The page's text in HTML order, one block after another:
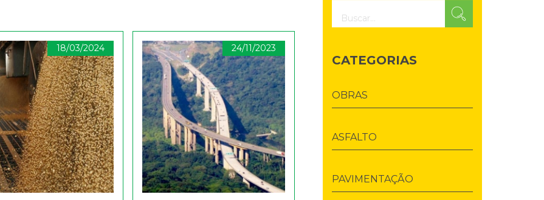
18/03/2024 24/11/2023
CATEGORIAS
OBRAS
ASFALTO
PAVIMENTAÇÃO